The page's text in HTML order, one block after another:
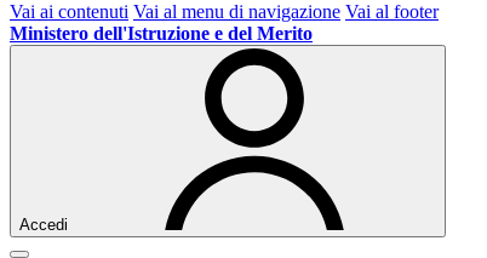
Vai ai contenuti Vai al menu di navigazione Vai al footer
Ministero dell'Istruzione e del Merito
Accedi